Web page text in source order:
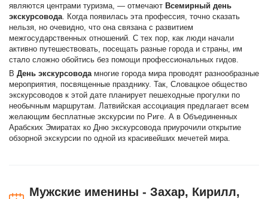
являются центрами туризма, — отмечают Всемирный день
экскурсовода. Когда появилась эта профессия, точно сказать
нельзя, но очевидно, что она связана с развитием
межгосударственных отношений. С тех пор, как люди начали
активно путешествовать, посещать разные города и страны, им
стало сложно обойтись без помощи профессиональных гидов.
В День экскурсовода многие города мира проводят разнообразные
мероприятия, посвященные празднику. Так, Словацкое общество
экскурсоводов к этой дате планирует пешеходные прогулки по
необычным маршрутам. Латвийская ассоциация предлагает всем
желающим бесплатные экскурсии по Риге. А в Объединенных
Арабских Эмиратах ко Дню экскурсовода приурочили открытие
обзорной экскурсии по одной из красивейших мечетей мира.
Мужские именины - Захар, Кирилл,